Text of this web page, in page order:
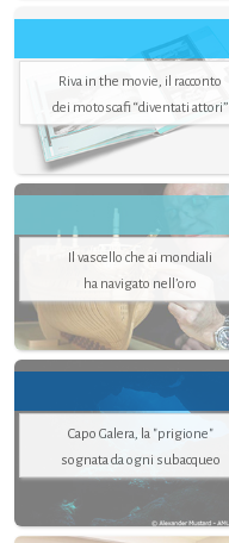
Riva in the movie, il racconto
dei motoscafi “diventati attori”
Il vascello che ai mondiali
ha navigato nell’oro
Capo Galera, la "prigione"
sognata da ogni subacqueo